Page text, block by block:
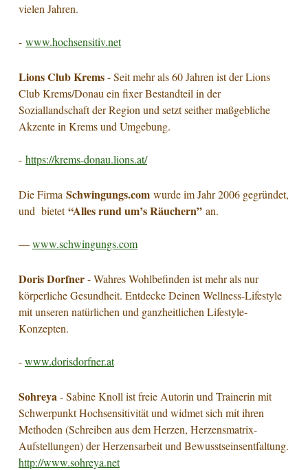
vielen Jahren.
- www.hochsensitiv.net
Lions Club Krems- Seit mehr als 60 Jahren ist der Lions
Club Krems/Donau ein fixer Bestandteil in der
Soziallandschaft der Region und setzt seither maßgebliche
Akzente in Krems und Umgebung.
- https://krems-donau.lions.at/
Die Firma Schwingungs.com wurde im Jahr 2006 gegründet,
und bietet“Alles rund um’s Räuchern” an.
—www.schwingungs.com
Doris Dorfner- Wahres Wohlbefinden ist mehr als nur
körperliche Gesundheit. Entdecke Deinen Wellness-Lifestyle
mit unseren natürlichen und ganzheitlichen Lifestyle-
Konzepten.
-www.dorisdorfner.at
Sohreya- Sabine Knoll ist freie Autorin und Trainerin mit
Schwerpunkt Hochsensitivität und widmet sich mit ihren
Methoden (Schreiben aus dem Herzen, Herzensmatrix-
Aufstellungen) der Herzensarbeit und Bewusstseinsentfaltung.
http://www.sohreya.net